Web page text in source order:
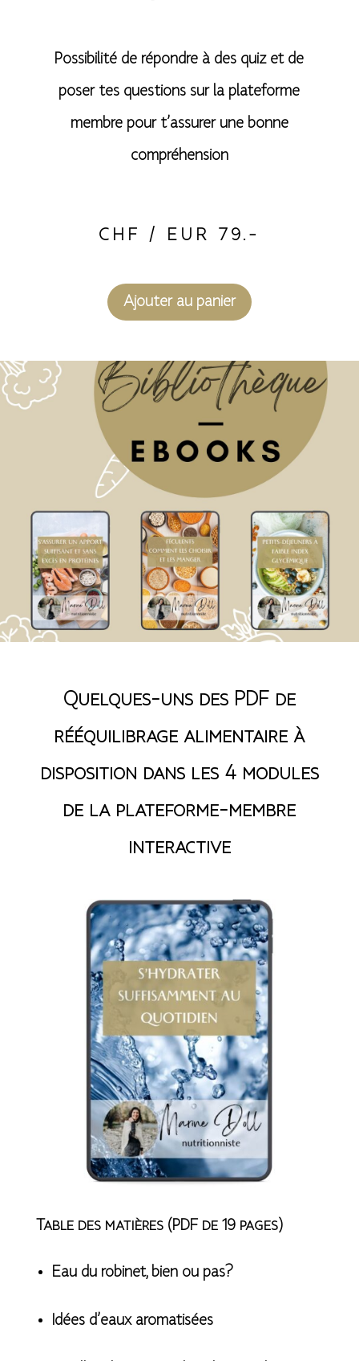
Possibilité de répondre à des quiz et de
poser tes questions sur la plateforme
membre pour t’assurer une bonne
compréhension
CHF / EUR 79.-
Ajouter au panier
A
t
e
n
a
t
i
v
e
Quelques-uns des PDF de
rééquilibrage alimentaire à
disposition dans les 4 modules
de la plateforme-membre
interactive
Table des matières (PDF de 19 pages)
Eau du robinet, bien ou pas?
Idées d’eaux aromatisées